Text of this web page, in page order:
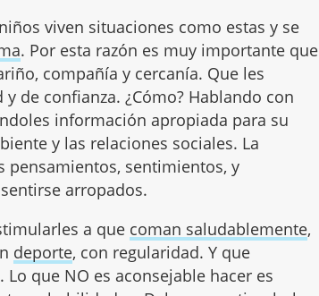
viven situaciones como estas y se
. Por esta razón es muy importante que
compañía y cercanía. Que les
de confianza. ¿Cómo? Hablando con
información apropiada para su
y las relaciones sociales. La
pensamientos, sentimientos, y
arropados.
a que coman saludablemente,
deporte, con regularidad. Y que
que NO es aconsejable hacer es